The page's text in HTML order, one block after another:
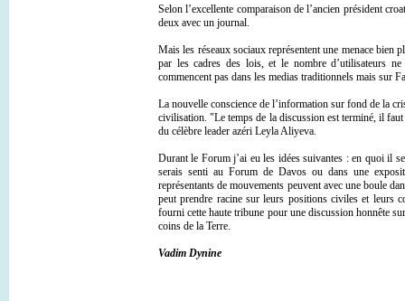
Selon l’excellente comparaison de l’ancien président
deux avec un journal.
Mais les réseaux sociaux représentent une menace bien
par les cadres des lois, et le nombre d’utilisateurs
commencent pas dans les medias traditionnels mais sur
La nouvelle conscience de l’information sur fond de la
civilisation. "Le temps de la discussion est terminé, il
du célèbre leader azéri Leyla Aliyeva.
Durant le Forum j’ai eu les idées suivantes : en quoi il
serais senti au Forum de Davos ou dans une
représentants de mouvements peuvent avec une boule
peut prendre racine sur leurs positions civiles et leurs
fourni cette haute tribune pour une discussion honnête
coins de la Terre.
Vadim Dynine